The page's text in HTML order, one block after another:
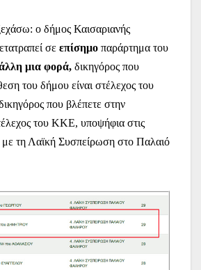
ο δήμος Καισαριανής
σε επίσημο παράρτημα του
μια φορά, δικηγόρος που
του δήμου είναι στέλεχος του
που βλέπετε στην
του ΚΚΕ, υποψήφια στις
με τη Λαϊκή Συσπείρωση στο Παλαιό